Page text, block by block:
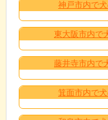
神戸市内で
東大阪市内で
藤井寺市内で
箕面市内で